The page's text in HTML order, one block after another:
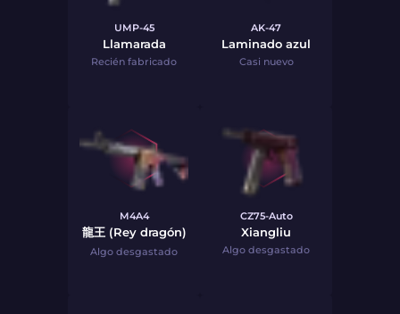
UMP-45
Llamarada
Recién fabricado
AK-47
Laminado azul
Casi nuevo
M4A4
龍王 (Rey dragón)
Algo desgastado
CZ75-Auto
Xiangliu
Algo desgastado